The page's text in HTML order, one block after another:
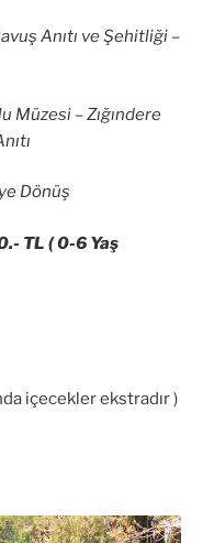
Anıtı ve Şehitliği –
Müzesi – Zığındere
Dönüş
TL ( 0-6 Yaş
içecekler ekstradır )